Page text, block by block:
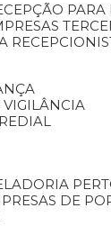
VIGILÂNCIA
DE